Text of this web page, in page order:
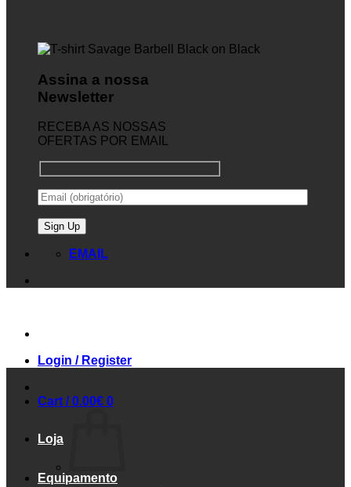
Assina a nossa
Newsletter
RECEBA AS NOSSAS
OFERTAS POR EMAIL
EMAIL
Login / Register
Cart /0.00€ 0
Loja
Equipamento